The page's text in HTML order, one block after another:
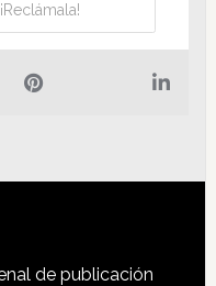
de publicación